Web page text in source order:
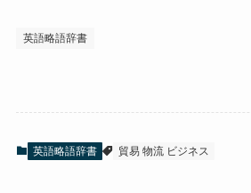
英語略語辞書
英語略語辞書 貿易 物流 ビジネス